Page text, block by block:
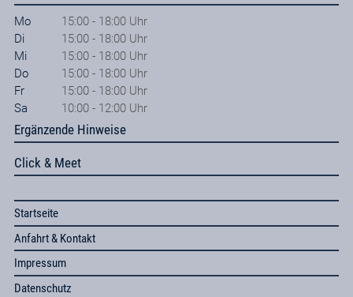
Mo
15:00 - 18:00 Uhr
Di
15:00 - 18:00 Uhr
Mi
15:00 - 18:00 Uhr
Do
15:00 - 18:00 Uhr
Fr
15:00 - 18:00 Uhr
Sa
10:00 - 12:00 Uhr
Ergänzende Hinweise
Click & Meet
Startseite
Anfahrt & Kontakt
Impressum
Datenschutz